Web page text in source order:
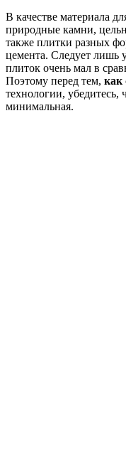
В качестве материала
природные камни,
также плитки разных
цемента. Следует лишь
плиток очень мал в
Поэтому перед тем, как
технологии, убедитесь,
минимальная.